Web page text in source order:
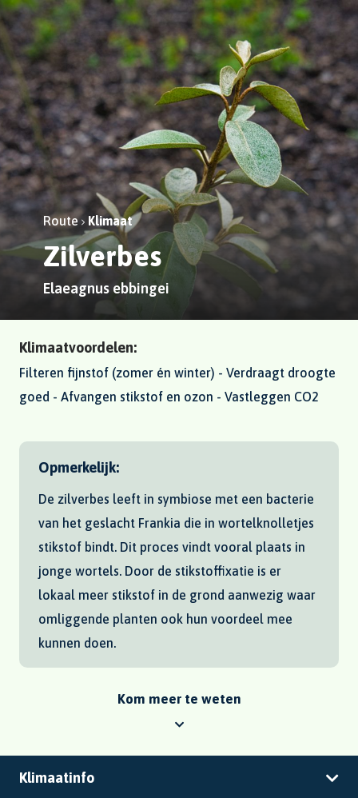
Route Klimaat
Zilverbes
Elaeagnus ebbingei
Klimaatvoordelen:
Filteren fijnstof (zomer én winter) - Verdraagt droogte
goed - Afvangen stikstof en ozon - Vastleggen CO2
Opmerkelijk:
De zilverbes leeft in symbiose met een bacterie
van het geslacht Frankia die in wortelknolletjes
stikstof bindt. Dit proces vindt vooral plaats in
jonge wortels. Door de stikstoffixatie is er
lokaal meer stikstof in de grond aanwezig waar
omliggende planten ook hun voordeel mee
kunnen doen.
Kom meer te weten
Klimaatinfo